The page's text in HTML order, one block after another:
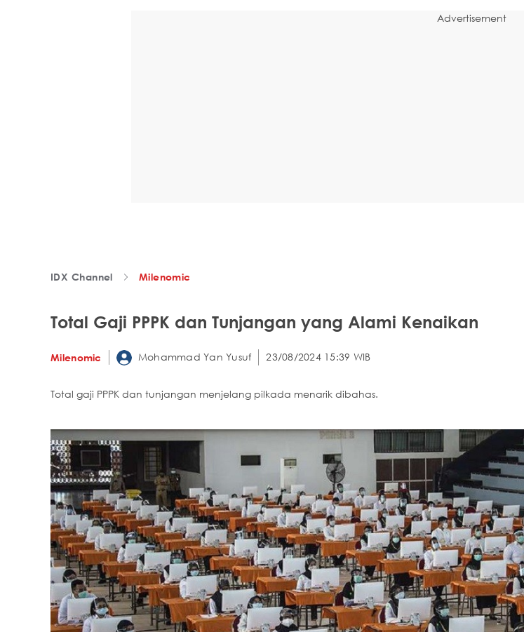
Advertisement
IDX Channel Milenomic
Total Gaji PPPK dan Tunjangan yang Alami Kenaikan
Milenomic Mohammad Yan Yusuf 23/08/2024 15:39 WIB
Total gaji PPPK dan tunjangan menjelang pilkada menarik dibahas.